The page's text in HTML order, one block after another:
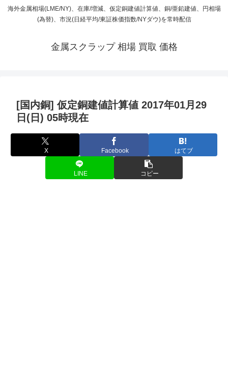
海外金属相場(LME/NY)、在庫/増減、仮定銅建値計算値、銅/亜鉛建値、円相場
(為替)、市況(日経平均/東証株価指数/NYダウ)を常時配信
金属スクラップ 相場 買取 価格
[国内銅] 仮定銅建値計算値 2017年01月29
日(日) 05時現在
X Facebook はてブ
LINE コピー